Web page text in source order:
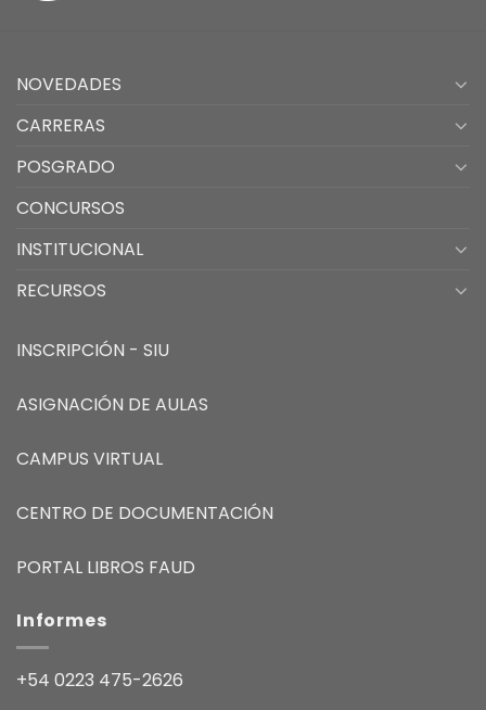
NOVEDADES
CARRERAS
POSGRADO
CONCURSOS
INSTITUCIONAL
RECURSOS
INSCRIPCIÓN - SIU
ASIGNACIÓN DE AULAS
CAMPUS VIRTUAL
CENTRO DE DOCUMENTACIÓN
PORTAL LIBROS FAUD
Informes
+54 0223 475-2626